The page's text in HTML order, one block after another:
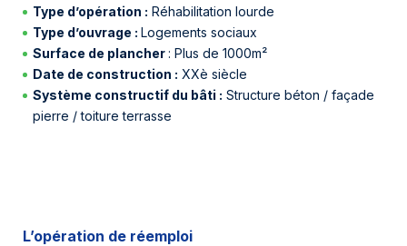
Type d’opération : Réhabilitation lourde
Type d’ouvrage :Logements sociaux
Surface de plancher: Plus de 1000m²
Date de construction : XXè siècle
Système constructif du bâti : Structure béton / façade
pierre / toiture terrasse
L’opération de réemploi